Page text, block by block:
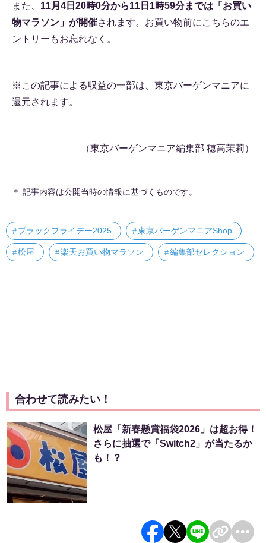
また、 11月4日20時0分から11日1時59分までは「お買い
物マラソン」が開催されます。お買い物前にこちらのエ
ントリーもお忘れなく。
※この記事による収益の一部は、東京バーゲンマニアに
還元されます。
（東京バーゲンマニア編集部 穂高茉莉）
＊ 記事内容は公開当時の情報に基づくものです。
ブラックフライデー2025 東京バーゲンマニアShop
松屋 楽天お買い物マラソン 編集部セレクション
合わせて読みたい！
松屋「新春懸賞福袋2026」は超お得！
さらに抽選で「Switch2」が当たるか
も！？